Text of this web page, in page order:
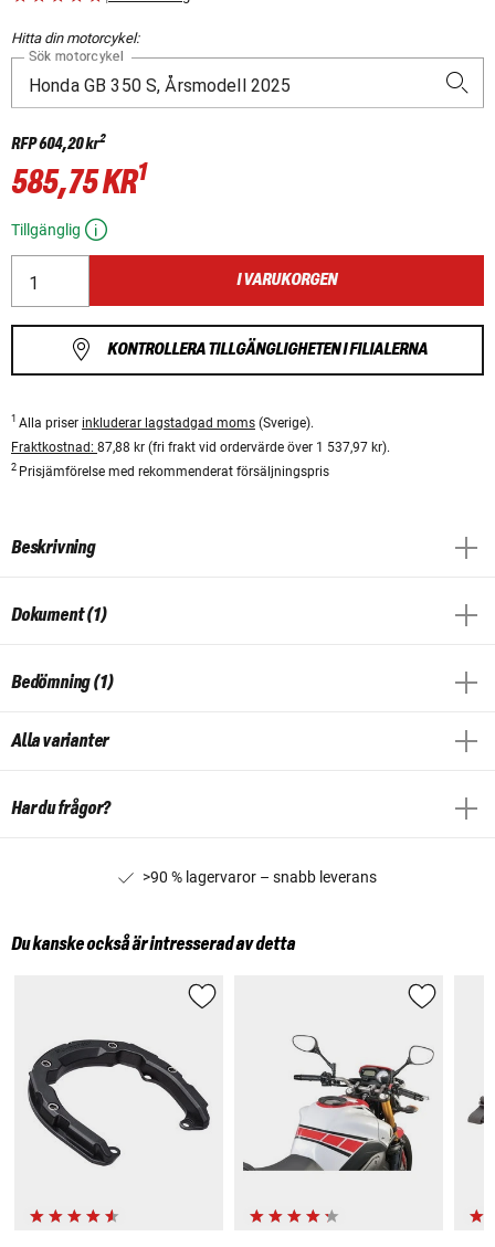
Hitta din motorcykel:
Sök motorcykel
RFP604,20 kr2
585,75 KR1
Tillgänglig
I VARUKORGEN
KONTROLLERA TILLGÄNGLIGHETEN I FILIALERNA
1 Alla priser inkluderar lagstadgad moms (Sverige).
Fraktkostnad: 87,88 kr (fri frakt vid ordervärde över 1 537,97 kr).
2 Prisjämförelse med rekommenderat försäljningspris
Beskrivning
Dokument (1)
Bedömning (1)
Alla varianter
Har du frågor?
>90 % lagervaror – snabb leverans
Du kanske också är intresserad av detta